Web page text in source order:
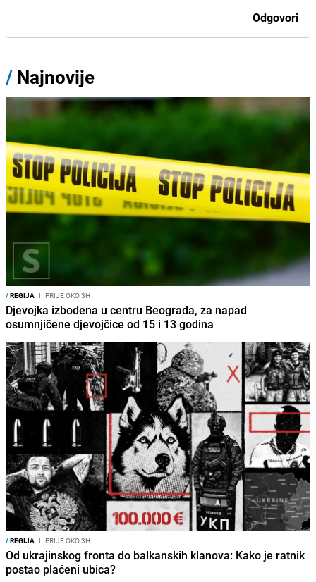
Odgovori
/ Najnovije
/REGIJA I PRIJE OKO 3H
Djevojka izbodena u centru Beograda, za napad
osumnjičene djevojčice od 15 i 13 godina
/REGIJA I PRIJE OKO 3H
Od ukrajinskog fronta do balkanskih klanova: Kako je ratnik
postao plaćeni ubica?